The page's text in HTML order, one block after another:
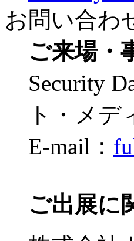
お問い合わ
ご来場・
Security
ト・メ
E-mail：
ご出展に